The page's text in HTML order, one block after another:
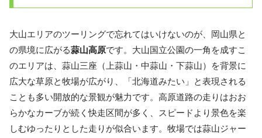
大山エリアのツーリングで忘れてはいけないのが、岡山県と
の県境に広がる蒜山高原です。大山国立公園の一角を成すこ
のエリアは、蒜山三座（上蒜山・中蒜山・下蒜山）を背景に
広大な草原と牧場が広がり、「北海道みたい」と表現される
ことも多い開放的な景観が魅力です。高原道路の走りはおお
らかなカーブが続く快走区間が多く、スピードより景色を楽
しむゆったりとした走りが似合います。牧場では蒜山ジャー